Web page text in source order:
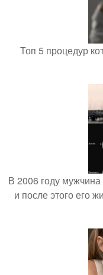
Топ 5 процедур
В 2006 году
и после этого его